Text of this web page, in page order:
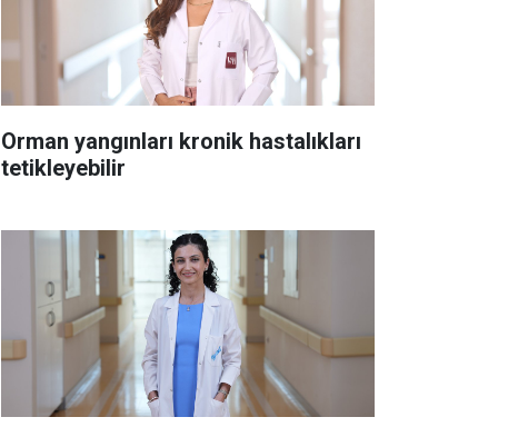
Orman yangınları kronik hastalıkları
tetikleyebilir